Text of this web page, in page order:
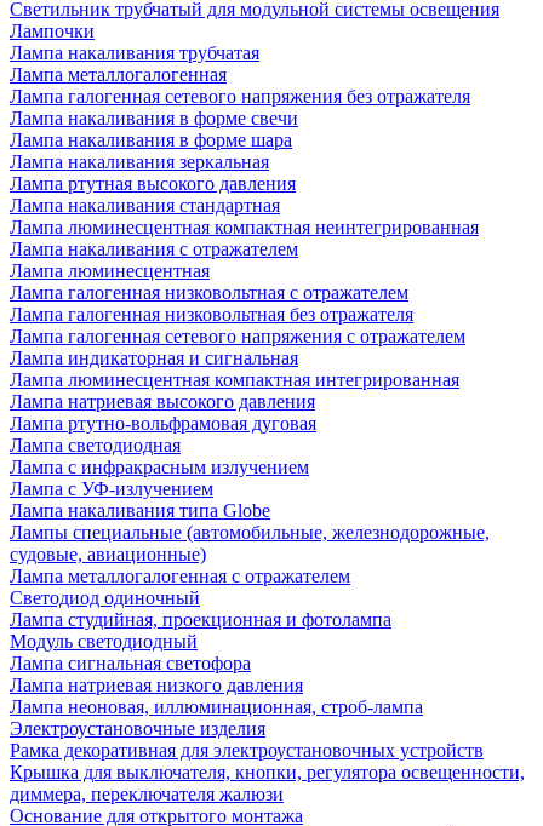
Светильник трубчатый для модульной системы освещения
Лампочки
Лампа накаливания трубчатая
Лампа металлогалогенная
Лампа галогенная сетевого напряжения без отражателя
Лампа накаливания в форме свечи
Лампа накаливания в форме шара
Лампа накаливания зеркальная
Лампа ртутная высокого давления
Лампа накаливания стандартная
Лампа люминесцентная компактная неинтегрированная
Лампа накаливания с отражателем
Лампа люминесцентная
Лампа галогенная низковольтная с отражателем
Лампа галогенная низковольтная без отражателя
Лампа галогенная сетевого напряжения с отражателем
Лампа индикаторная и сигнальная
Лампа люминесцентная компактная интегрированная
Лампа натриевая высокого давления
Лампа ртутно-вольфрамовая дуговая
Лампа светодиодная
Лампа с инфракрасным излучением
Лампа с УФ-излучением
Лампа накаливания типа Globe
Лампы специальные (автомобильные, железнодорожные,
судовые, авиационные)
Лампа металлогалогенная с отражателем
Светодиод одиночный
Лампа студийная, проекционная и фотолампа
Модуль светодиодный
Лампа сигнальная светофора
Лампа натриевая низкого давления
Лампа неоновая, иллюминационная, строб-лампа
Электроустановочные изделия
Рамка декоративная для электроустановочных устройств
Крышка для выключателя, кнопки, регулятора освещенности,
диммера, переключателя жалюзи
Основание для открытого монтажа